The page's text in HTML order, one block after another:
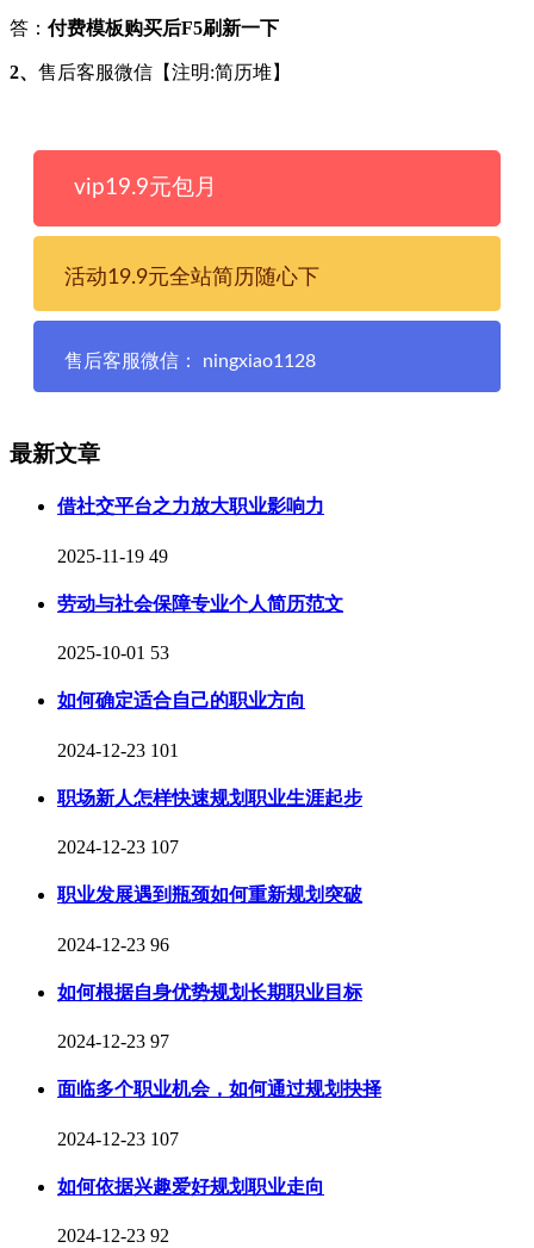
答： 付费模板购买后F5刷新一下
2、 售后客服微信【注明:简历堆】
vip19.9元包月
活动19.9元全站简历随心下
售后客服微信： ningxiao1128
最新文章
借社交平台之力放大职业影响力
2025-11-19 49
劳动与社会保障专业个人简历范文
2025-10-01 53
如何确定适合自己的职业方向
2024-12-23 101
职场新人怎样快速规划职业生涯起步
2024-12-23 107
职业发展遇到瓶颈如何重新规划突破
2024-12-23 96
如何根据自身优势规划长期职业目标
2024-12-23 97
面临多个职业机会，如何通过规划抉择
2024-12-23 107
如何依据兴趣爱好规划职业走向
2024-12-23 92